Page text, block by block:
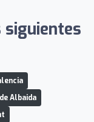
siguientes
Albaida